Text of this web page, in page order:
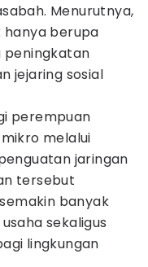
Menurutnya,
hanya berupa
peningkatan
jejaring sosial
perempuan
melalui
jaringan
tersebut
banyak
sekaligus
lingkungan